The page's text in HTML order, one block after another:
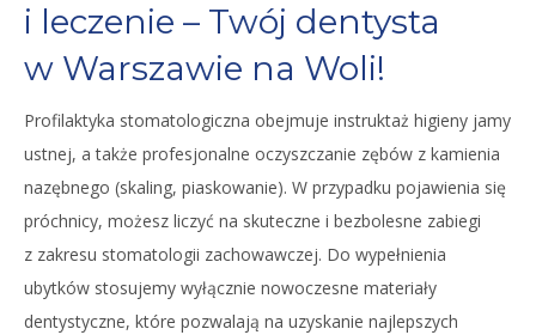
i leczenie – Twój dentysta
w Warszawie na Woli!
Profilaktyka stomatologiczna obejmuje instruktaż higieny jamy
ustnej, a także profesjonalne oczyszczanie zębów z kamienia
nazębnego (skaling, piaskowanie). W przypadku pojawienia się
próchnicy, możesz liczyć na skuteczne i bezbolesne zabiegi
z zakresu stomatologii zachowawczej. Do wypełnienia
ubytków stosujemy wyłącznie nowoczesne materiały
dentystyczne, które pozwalają na uzyskanie najlepszych